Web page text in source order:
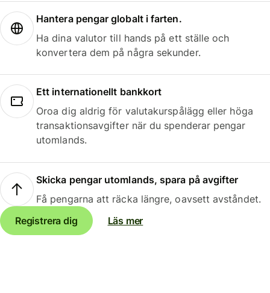
Hantera pengar globalt i farten.
Ha dina valutor till hands på ett ställe och
konvertera dem på några sekunder.
Ett internationellt bankkort
Oroa dig aldrig för valutakurspålägg eller höga
transaktionsavgifter när du spenderar pengar
utomlands.
Skicka pengar utomlands, spara på avgifter
Få pengarna att räcka längre, oavsett avståndet.
Registrera dig
Läs mer